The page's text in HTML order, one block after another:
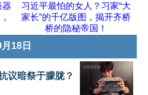
器
习近平最怕的女人？习家“大
家长”的千亿版图，揭开齐桥
桥的隐秘帝国！
18日
议暗祭于朦胧？